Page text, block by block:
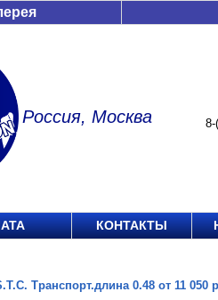
Россия, Москва 8-
КОНТАКТЫ
Транспорт.длина 0.48 от 11 050